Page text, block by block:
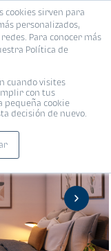
cookies sirven para
personalizados,
Para conocer más
Política de
cuando visites
con tus
pequeña cookie
decisión de nuevo.